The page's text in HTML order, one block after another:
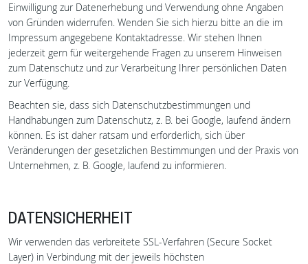
Einwilligung zur Datenerhebung und Verwendung ohne Angaben
von Gründen widerrufen. Wenden Sie sich hierzu bitte an die im
Impressum angegebene Kontaktadresse. Wir stehen Ihnen
jederzeit gern für weitergehende Fragen zu unserem Hinweisen
zum Datenschutz und zur Verarbeitung Ihrer persönlichen Daten
zur Verfügung.
Beachten sie, dass sich Datenschutzbestimmungen und
Handhabungen zum Datenschutz, z. B. bei Google, laufend ändern
können. Es ist daher ratsam und erforderlich, sich über
Veränderungen der gesetzlichen Bestimmungen und der Praxis von
Unternehmen, z. B. Google, laufend zu informieren.
DATENSICHERHEIT
Wir verwenden das verbreitete SSL-Verfahren (Secure Socket
Layer) in Verbindung mit der jeweils höchsten